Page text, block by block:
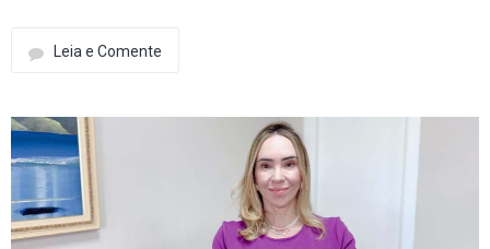
Leia e Comente